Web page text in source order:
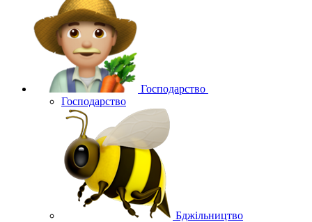
Господарство
Господарство
Бджільництво